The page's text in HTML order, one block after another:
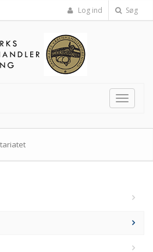
Log ind Søg
Toggle